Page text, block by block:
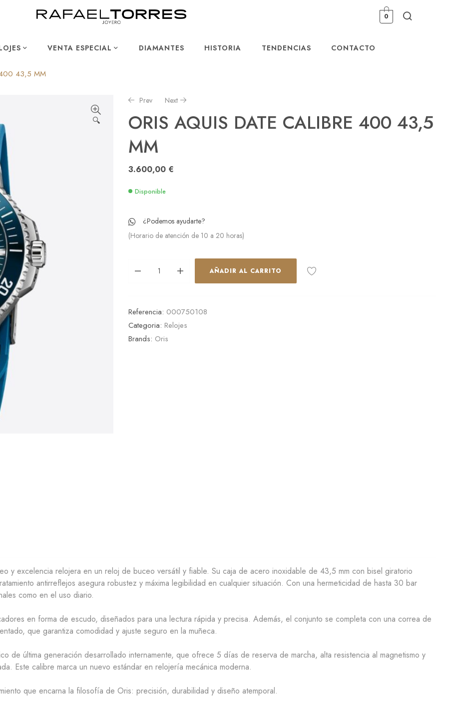
0
VENTA ESPECIAL DIAMANTES HISTORIA TENDENCIAS CONTACTO
400 43,5 MM
🔍
Prev
850,00€
Next
360,00€
ORIS AQUIS DATE CALIBRE 400 43,5
MM
3.600,00 €
Disponible
¿Podemos ayudarte?
(Horario de atención de 10 a 20 horas)
AÑADIR AL CARRITO
Referencia: 000750108
Categoria: Relojes
Brands: Oris
y excelencia relojera en un reloj de buceo versátil y fiable. Su caja de acero inoxidable de 43,5 mm con bisel giratorio
antirreflejos asegura robustez y máxima legibilidad en cualquier situación. Con una hermeticidad de hasta 30 bar
como en el uso diario.
en forma de escudo, diseñados para una lectura rápida y precisa. Además, el conjunto se completa con una correa de
que garantiza comodidad y ajuste seguro en la muñeca.
de última generación desarrollado internamente, que ofrece 5 días de reserva de marcha, alta resistencia al magnetismo y
Este calibre marca un nuevo estándar en relojería mecánica moderna.
que encarna la filosofía de Oris: precisión, durabilidad y diseño atemporal.